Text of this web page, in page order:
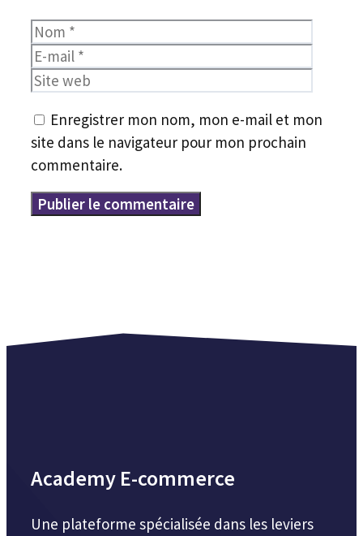
Nom
Enregistrer mon nom, mon e-mail et mon
site dans le navigateur pour mon prochain
commentaire.
Academy E-commerce
Une plateforme spécialisée dans les leviers